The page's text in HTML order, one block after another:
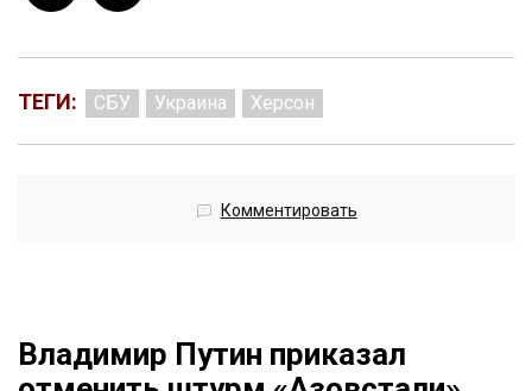
ТЕГИ: СБУ Украина Херсон
Комментировать
Владимир Путин приказал